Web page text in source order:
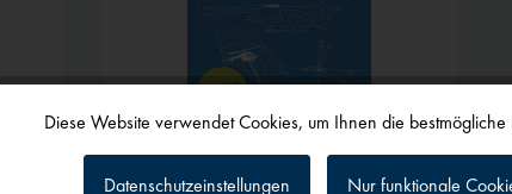
Diese Website verwendet Cookies, um Ihnen die
Datenschutzeinstellungen Nur funktionale